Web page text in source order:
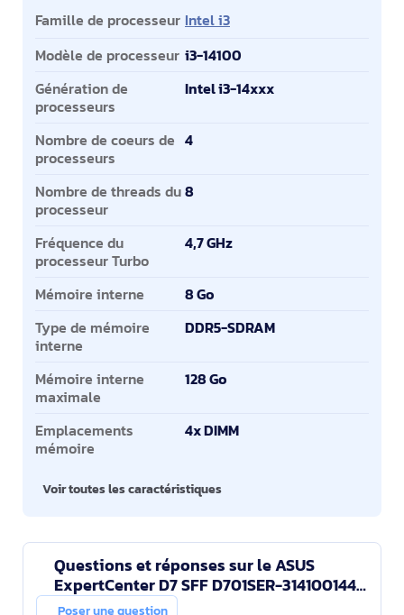
Caractéristiques clés
Famille de processeur Intel i3
Modèle de processeur i3-14100
Génération de
processeurs
Intel i3-14xxx
Nombre de coeurs de
processeurs
4
Nombre de threads du
processeur
8
Fréquence du
processeur Turbo
4,7 GHz
Mémoire interne
8 Go
Type de mémoire
interne
DDR5-SDRAM
Mémoire interne
maximale
128 Go
Emplacements
mémoire
4x DIMM
Voir toutes les caractéristiques
Questions et réponses sur le ASUS
ExpertCenter D7 SFF D701SER-314100144X
Intel® Core™ i3 i3-14100 8 Go DDR5-
Poser une question